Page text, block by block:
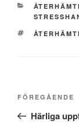
TAGGAR
Föregående
inlägg
FÖREGÅENDE
Härliga